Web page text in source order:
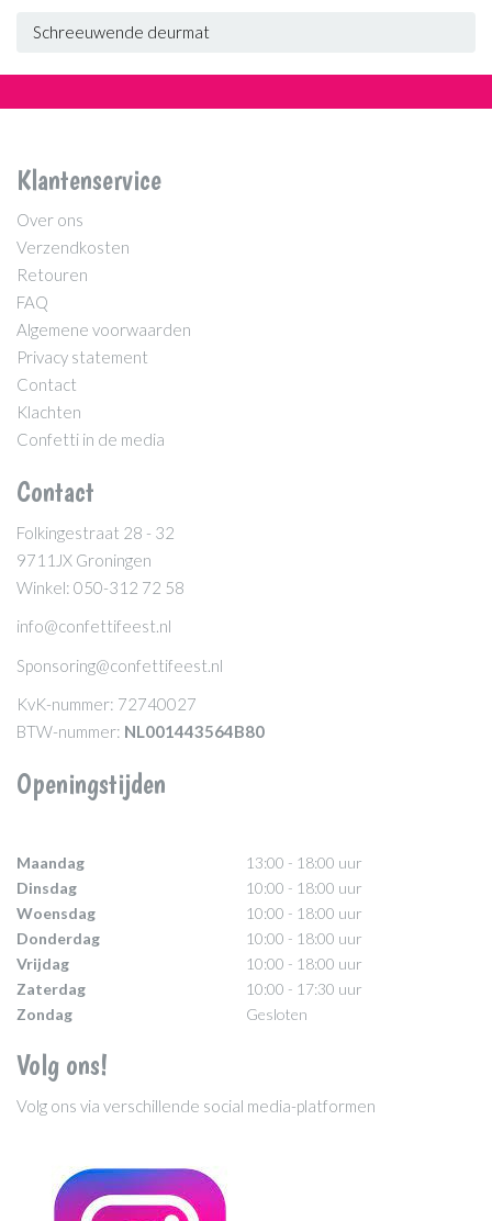
Schreeuwende deurmat
Klantenservice
Over ons
Verzendkosten
Retouren
FAQ
Algemene voorwaarden
Privacy statement
Contact
Klachten
Confetti in de media
Contact
Folkingestraat 28 - 32
9711JX Groningen
Winkel: 050-312 72 58
info@confettifeest.nl
Sponsoring@confettifeest.nl
KvK-nummer: 72740027
BTW-nummer: NL001443564B80
Openingstijden
Maandag
13:00 - 18:00 uur
Dinsdag
10:00 - 18:00 uur
Woensdag
10:00 - 18:00 uur
Donderdag
10:00 - 18:00 uur
Vrijdag
10:00 - 18:00 uur
Zaterdag
10:00 - 17:30 uur
Zondag
Gesloten
Volg ons!
Volg ons via verschillende social media-platformen